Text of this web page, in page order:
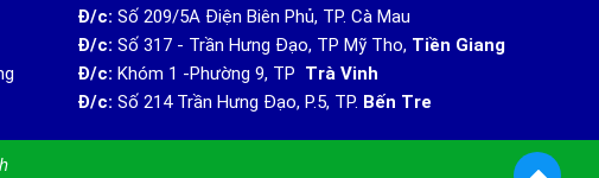
Đ/c: Số 209/5A Điện Biên Phủ, TP. Cà Mau
Đ/c: Số 317 - Trần Hưng Đạo, TP Mỹ Tho, Tiền Giang
Đ/c: Khóm 1 -Phường 9, TP Trà Vinh
Đ/c: Số 214 Trần Hưng Đạo, P.5, TP. Bến Tre